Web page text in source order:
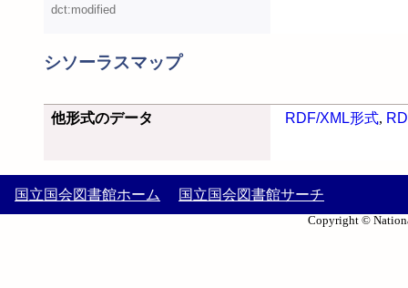
dct:modified
シソーラスマップ
他形式のデータ RDF/XML形式,
国立国会図書館ホーム 国立国会図書館サーチ
Copyright ©